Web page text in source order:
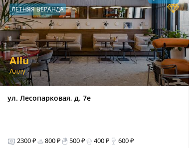
ЛЕТНЯЯ ВЕРАНДА
Allu
Аллу
ул. Лесопарковая, д. 7е
2300 ₽ 800 ₽ 500 ₽ 400 ₽ 600 ₽